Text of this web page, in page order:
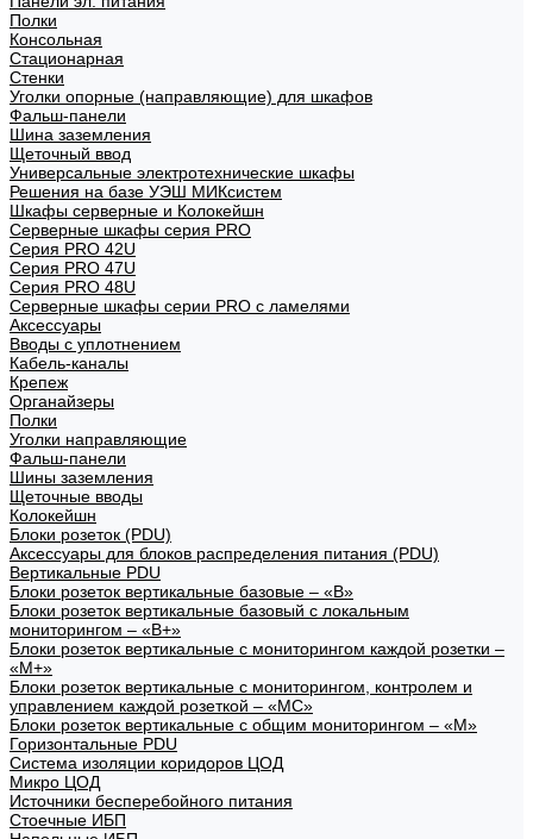
Полки
Консольная
Стационарная
Стенки
Уголки опорные (направляющие) для шкафов
Фальш-панели
Шина заземления
Щеточный ввод
Универсальные электротехнические шкафы
Решения на базе УЭШ МИКсистем
Шкафы серверные и Колокейшн
Серверные шкафы серия PRO
Серия PRO 42U
Серия PRO 47U
Серия PRO 48U
Серверные шкафы серии PRO с ламелями
Аксессуары
Вводы с уплотнением
Кабель-каналы
Крепеж
Органайзеры
Полки
Уголки направляющие
Фальш-панели
Шины заземления
Щеточные вводы
Колокейшн
Блоки розеток (PDU)
Аксессуары для блоков распределения питания (PDU)
Вертикальные PDU
Блоки розеток вертикальные базовые – «В»
Блоки розеток вертикальные базовый с локальным
мониторингом – «В+»
Блоки розеток вертикальные с мониторингом каждой розетки –
«М+»
Блоки розеток вертикальные с мониторингом, контролем и
управлением каждой розеткой – «МС»
Блоки розеток вертикальные с общим мониторингом – «М»
Горизонтальные PDU
Система изоляции коридоров ЦОД
Микро ЦОД
Источники бесперебойного питания
Стоечные ИБП